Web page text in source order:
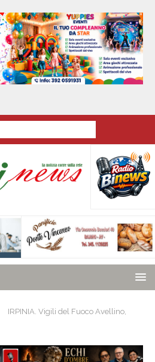
IRPINIA. Vigili del Fuoco Avellino,